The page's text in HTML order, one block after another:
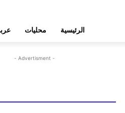
الرئيسية محليات
- Advertisment -